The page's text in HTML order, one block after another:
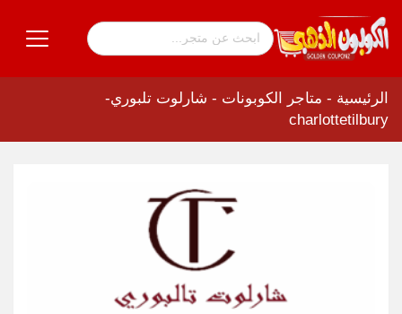
الرئيسية - متاجر الكوبونات - شارلوت تلبوري-
charlottetilbury